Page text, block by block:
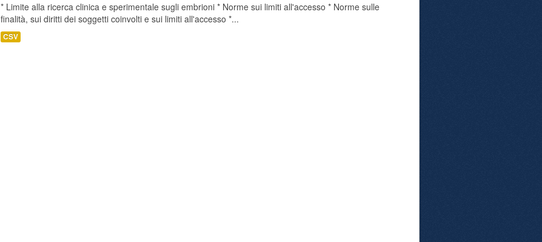
* Limite alla ricerca clinica e sperimentale sugli embrioni * Norme sui limiti all'accesso * Norme sulle
finalità, sui diritti dei soggetti coinvolti e sui limiti all'accesso *...
CSV